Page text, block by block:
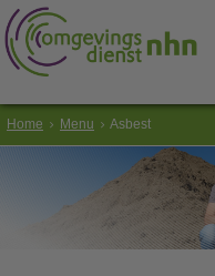
Home Menu Asbest